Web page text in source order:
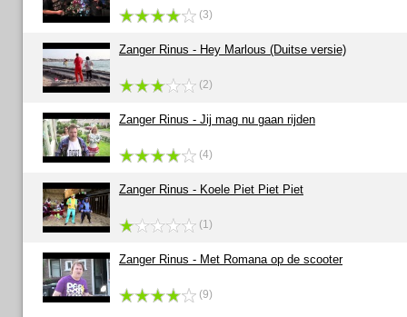
(3)
Zanger Rinus - Hey Marlous (Duitse versie)
(2)
Zanger Rinus - Jij mag nu gaan rijden
(4)
Zanger Rinus - Koele Piet Piet Piet
(1)
Zanger Rinus - Met Romana op de scooter
(9)